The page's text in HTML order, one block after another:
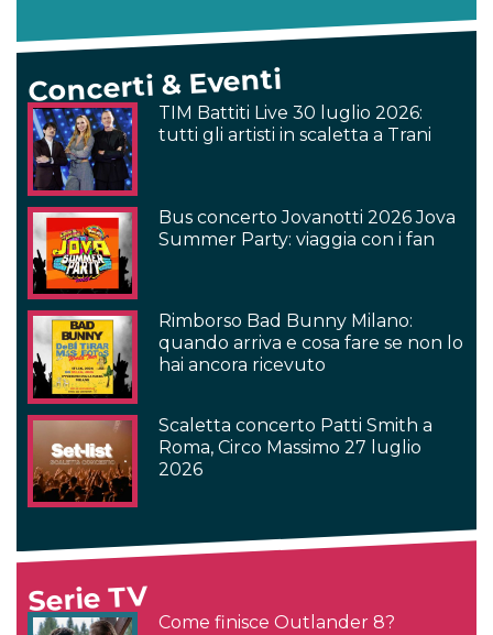
Concerti & Eventi
TIM Battiti Live 30 luglio 2026:
tutti gli artisti in scaletta a Trani
Bus concerto Jovanotti 2026 Jova
Summer Party: viaggia con i fan
Rimborso Bad Bunny Milano:
quando arriva e cosa fare se non lo
hai ancora ricevuto
Scaletta concerto Patti Smith a
Roma, Circo Massimo 27 luglio
2026
Serie TV
Come finisce Outlander 8?